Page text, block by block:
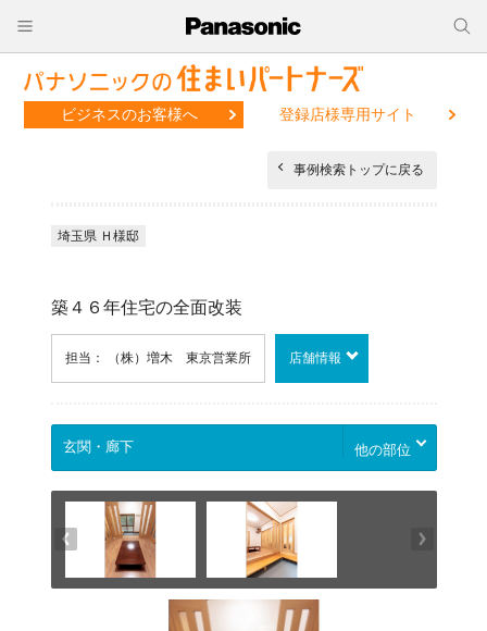
ビジネスのお客様へ 登録店様専用サイト
事例検索トップに戻る
埼玉県 Ｈ様邸
築４６年住宅の全面改装
担当： （株）増木 東京営業所 店舗情報
他の部位